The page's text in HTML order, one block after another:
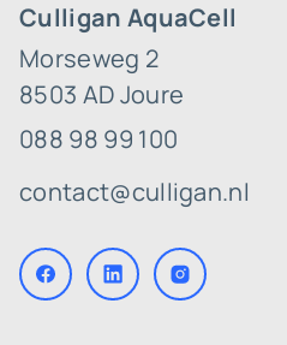
Culligan AquaCell
Morseweg 2
8503 AD Joure
088 98 99 100
contact@culligan.nl